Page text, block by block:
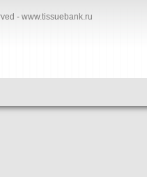
- www.tissuebank.ru